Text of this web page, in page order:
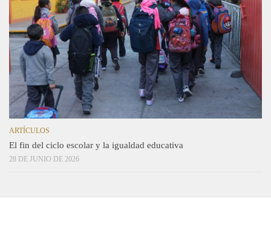
ARTÍCULOS
El fin del ciclo escolar y la igualdad educativa
28 DE JUNIO DE 2026